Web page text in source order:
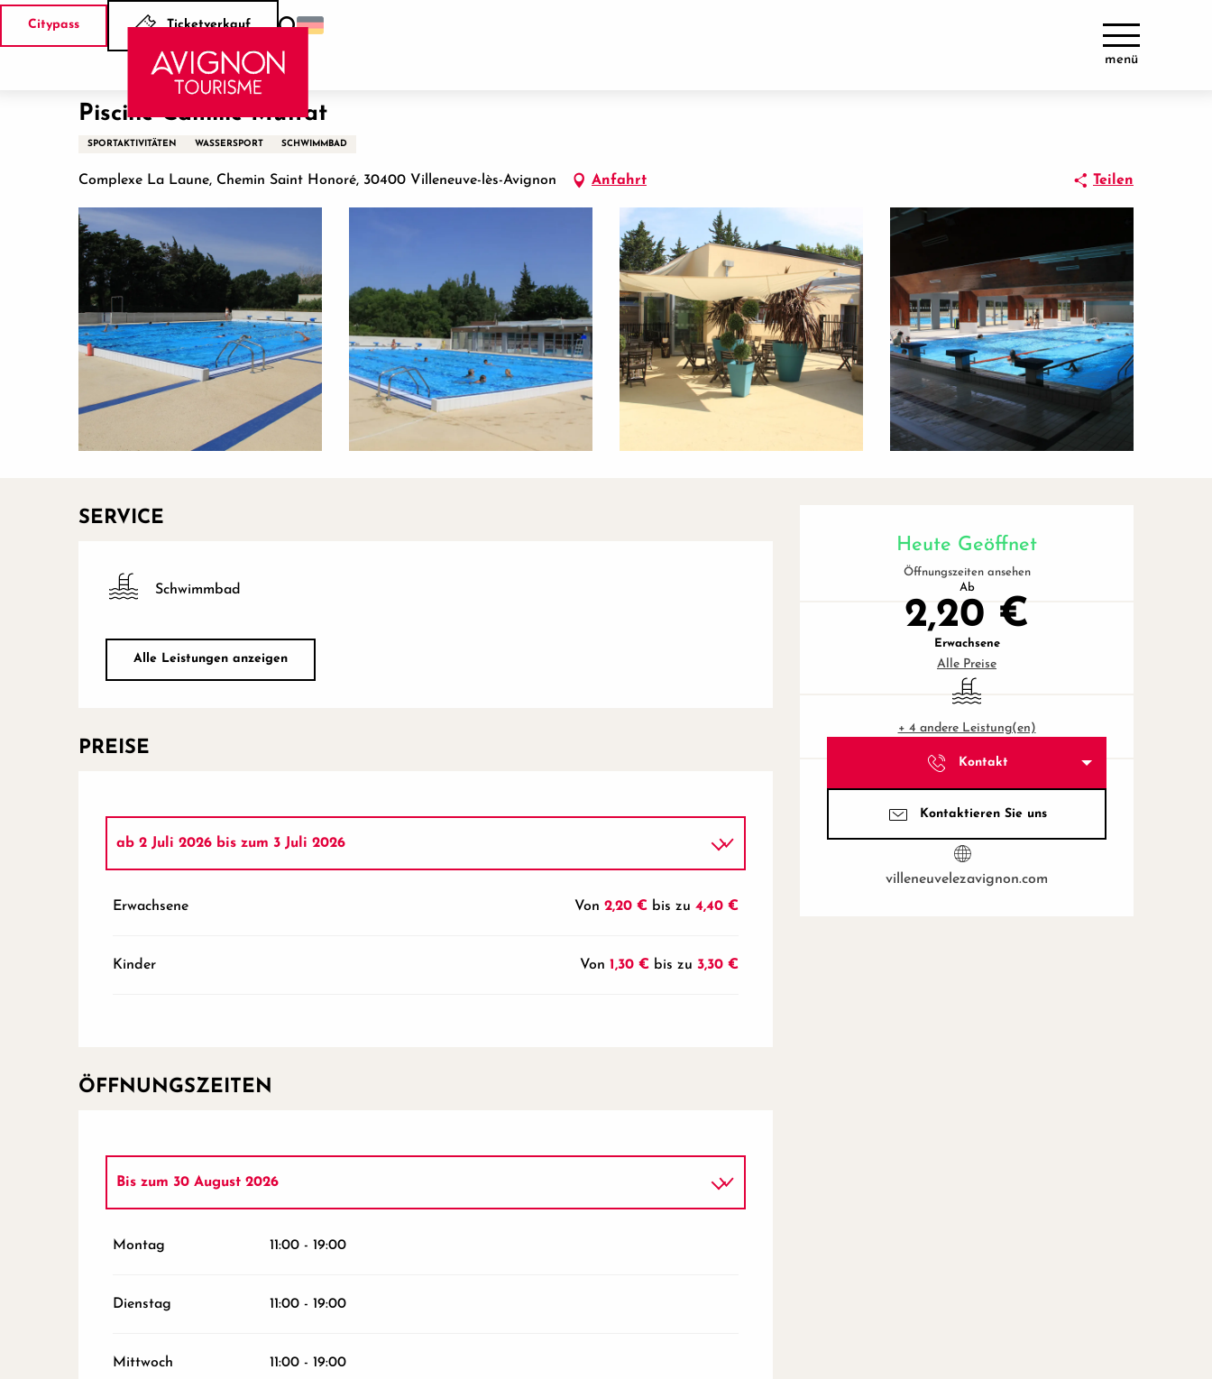
Aller
Citypass Ticketverkauf
Suche
menü
Startseite Piscine Camille Muffat
Piscine Camille Muffat
SPORTAKTIVITÄTEN WASSERSPORT SCHWIMMBAD
Complexe La Laune, Chemin Saint Honoré, 30400 Villeneuve-lès-Avignon Anfahrt Teilen
Öffnungszeiten &
Heute Geöffnet
Öffnungszeiten ansehen
Ab
2,20 €
Erwachsene
Alle Preise
Schwimmbad
+ 4 andere Leistung(en)
Kontakt
Kontaktieren Sie uns
villeneuvelezavignon.com
SERVICE
Schwimmbad
Alle Leistungen anzeigen
PREISE
27 Juni 2026
ab 2 Juli 2026 bis zum 3 Juli 2026
Erwachsene Von2,20 € bis zu4,40 €
Kinder Von1,30 € bis zu3,30 €
ÖFFNUNGSZEITEN
Bis zum 30 August 2026
Montag 11:00 - 19:00
Dienstag 11:00 - 19:00
Mittwoch 11:00 - 19:00